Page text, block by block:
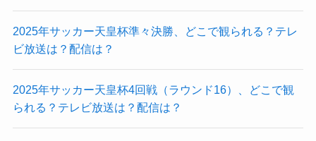
2025年サッカー天皇杯準々決勝、どこで観られる？テレ
ビ放送は？配信は？
2025年サッカー天皇杯4回戦（ラウンド16）、どこで観
られる？テレビ放送は？配信は？